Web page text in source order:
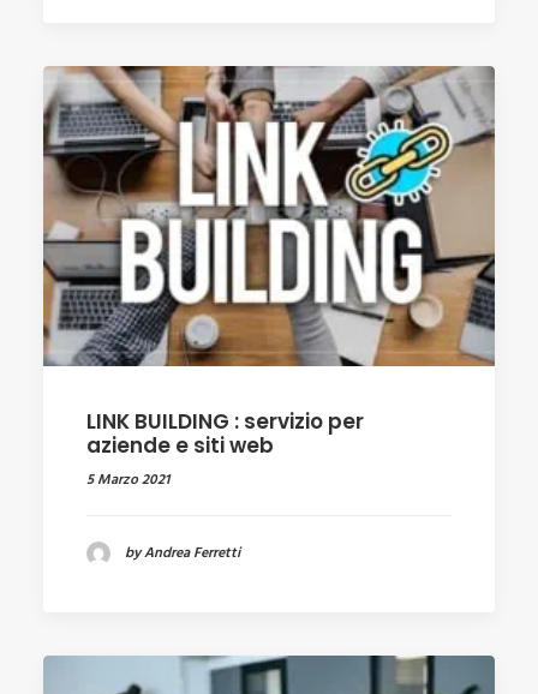
LINK BUILDING : servizio per
aziende e siti web
5 Marzo 2021
by Andrea Ferretti